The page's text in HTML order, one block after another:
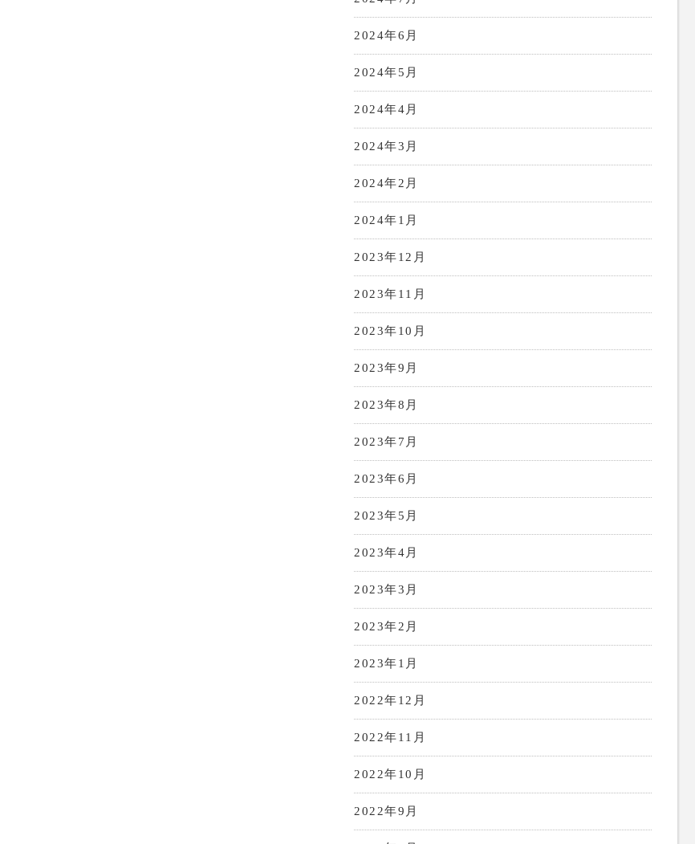
2024年6月
2024年5月
2024年4月
2024年3月
2024年2月
2024年1月
2023年12月
2023年11月
2023年10月
2023年9月
2023年8月
2023年7月
2023年6月
2023年5月
2023年4月
2023年3月
2023年2月
2023年1月
2022年12月
2022年11月
2022年10月
2022年9月